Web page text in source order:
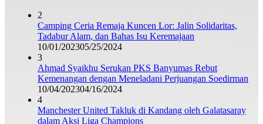
2
Camping Ceria Remaja Kuncen Lor: Jalin Solidaritas,
Tadabur Alam, dan Bahas Isu Keremajaan
10/01/202305/25/2024
3
Ahmad Syaikhu Serukan PKS Banyumas Rebut
Kemenangan dengan Meneladani Perjuangan Soedirman
10/04/202304/16/2024
4
Manchester United Takluk di Kandang oleh Galatasaray
dalam Aksi Liga Champions